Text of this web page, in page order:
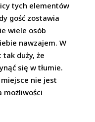
tych elementów
gość zostawia
wiele osób
nawzajem. W
duży, że
się w tłumie.
miejsce nie jest
możliwości